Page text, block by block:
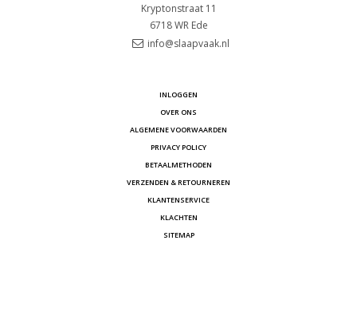
Kryptonstraat 11
6718 WR Ede
info@slaapvaak.nl
INLOGGEN
OVER ONS
ALGEMENE VOORWAARDEN
PRIVACY POLICY
BETAALMETHODEN
VERZENDEN & RETOURNEREN
KLANTENSERVICE
KLACHTEN
SITEMAP